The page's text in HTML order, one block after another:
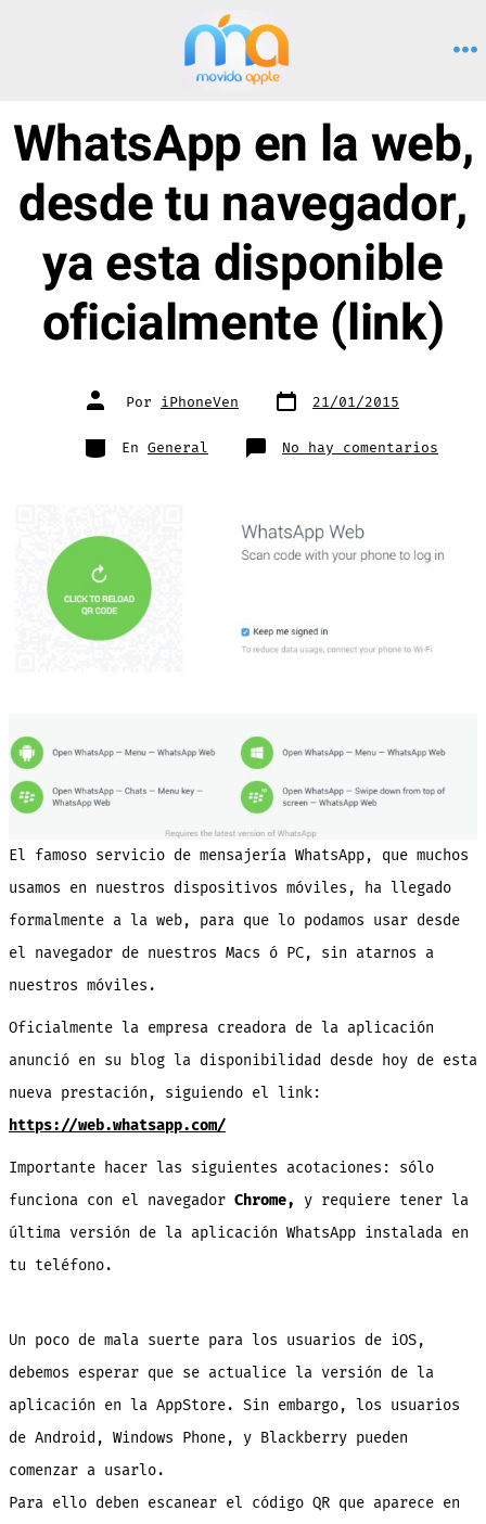
WhatsApp en la web,
desde tu navegador,
ya esta disponible
oficialmente (link)
Autor
de Por iPhoneVen Fecha
de 21/01/2015
Categorías
En General No hay comentarios
ya
esta
El famoso servicio de mensajería WhatsApp, que muchos
usamos en nuestros dispositivos móviles, ha llegado
formalmente a la web, para que lo podamos usar desde
el navegador de nuestros Macs ó PC, sin atarnos a
nuestros móviles.
Oficialmente la empresa creadora de la aplicación
anunció en su blog la disponibilidad desde hoy de esta
nueva prestación, siguiendo el link:
https://web.whatsapp.com/
Importante hacer las siguientes acotaciones: sólo
funciona con el navegador Chrome,
y requiere tener la
última versión de la aplicación WhatsApp instalada en
tu teléfono.
Un poco de mala suerte para los usuarios de iOS,
debemos esperar que se actualice la versión de la
aplicación en la AppStore. Sin embargo, los usuarios
de Android, Windows Phone, y Blackberry pueden
comenzar a usarlo.
Para ello deben escanear el código QR que aparece en